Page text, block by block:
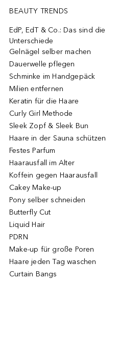
BEAUTY TRENDS
EdP, EdT & Co.: Das sind die
Unterschiede
Gelnägel selber machen
Dauerwelle pflegen
Schminke im Handgepäck
Milien entfernen
Keratin für die Haare
Curly Girl Methode
Sleek Zopf & Sleek Bun
Haare in der Sauna schützen
Festes Parfum
Haarausfall im Alter
Koffein gegen Haarausfall
Cakey Make-up
Pony selber schneiden
Butterfly Cut
Liquid Hair
PDRN
Make-up für große Poren
Haare jeden Tag waschen
Curtain Bangs